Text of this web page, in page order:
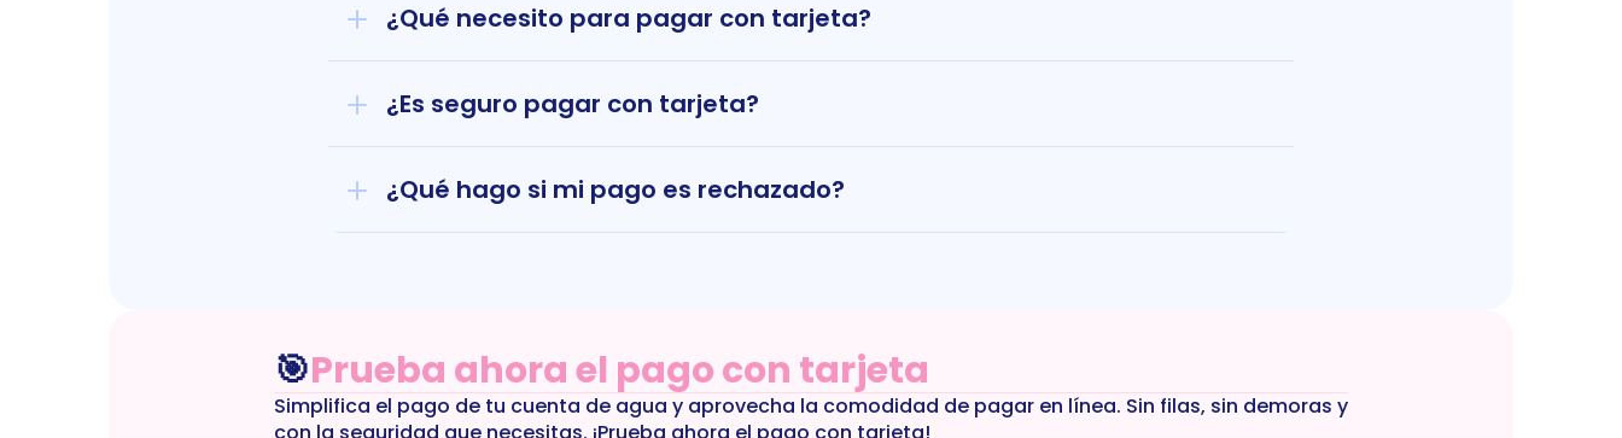
¿Qué necesito para pagar con tarjeta?
¿Es seguro pagar con tarjeta?
¿Qué hago si mi pago es rechazado?
🎯Prueba ahora el pago con tarjeta
Simplifica el pago de tu cuenta de agua y aprovecha la comodidad de pagar en línea. Sin filas, sin demoras y